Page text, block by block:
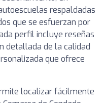
respaldadas
que se esfuerzan por
perfil incluye reseñas
detallada de la calidad
que ofrece
localizar fácilmente